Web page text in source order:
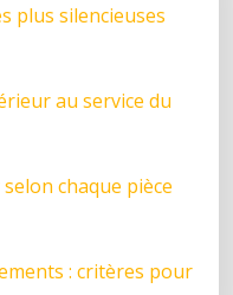
plus silencieuses
au service du
chaque pièce
: critères pour